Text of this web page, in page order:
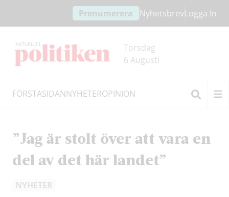
innehållet
headern
Prenumerera NyhetsbrevLogga In
Torsdag
6 Augusti
FÖRSTASIDANNYHETEROPINION
”Jag är stolt över att vara en
del av det här landet”
NYHETER